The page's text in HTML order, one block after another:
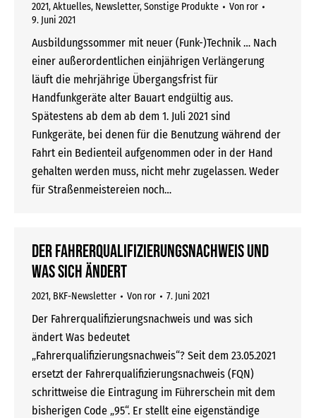
2021,Aktuelles, Newsletter,Sonstige Produkte Von ror
9. Juni 2021
Ausbildungssommer mit neuer (Funk-)Technik … Nach
einer außerordentlichen einjährigen Verlängerung
läuft die mehrjährige Übergangsfrist für
Handfunkgeräte alter Bauart endgültig aus.
Spätestens ab dem ab dem 1. Juli 2021 sind
Funkgeräte, bei denen für die Benutzung während der
Fahrt ein Bedienteil aufgenommen oder in der Hand
gehalten werden muss, nicht mehr zugelassen. Weder
für Straßenmeistereien noch…
Der Fahrerqualifizierungsnachweis und
was sich ändert
2021, BKF-Newsletter Von ror 7. Juni 2021
Der Fahrerqualifizierungsnachweis und was sich
ändert Was bedeutet
„Fahrerqualifizierungsnachweis“? Seit dem 23.05.2021
ersetzt der Fahrerqualifizierungsnachweis (FQN)
schrittweise die Eintragung im Führerschein mit dem
bisherigen Code „95“. Er stellt eine eigenständige